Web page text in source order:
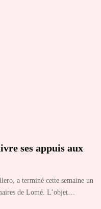
ses appuis aux
a terminé cette semaine un
de Lomé. L’objet…